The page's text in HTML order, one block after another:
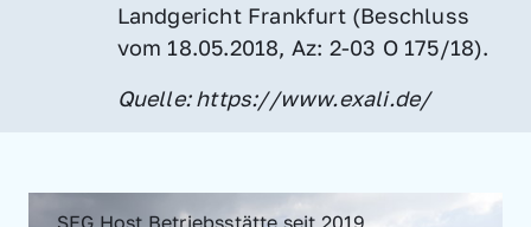
Landgericht Frankfurt (Beschluss
vom 18.05.2018, Az: 2-03 O 175/18).
Quelle: https://www.exali.de/